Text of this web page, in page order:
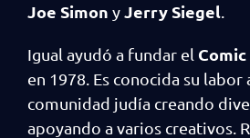
Joe Simon yJerry Siegel
Igual ayudó a fundar el
en 1978. Es conocida su labor
comunidad judía creando
apoyando a varios creativos.